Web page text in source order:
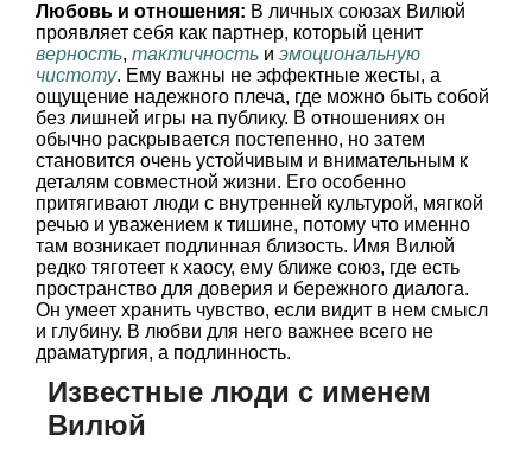
Любовь и отношения: В личных союзах Вилюй
проявляет себя как партнер, который ценит
верность, тактичность и эмоциональную
чистоту. Ему важны не эффектные жесты, а
ощущение надежного плеча, где можно быть собой
без лишней игры на публику. В отношениях он
обычно раскрывается постепенно, но затем
становится очень устойчивым и внимательным к
деталям совместной жизни. Его особенно
притягивают люди с внутренней культурой, мягкой
речью и уважением к тишине, потому что именно
там возникает подлинная близость. Имя Вилюй
редко тяготеет к хаосу, ему ближе союз, где есть
пространство для доверия и бережного диалога.
Он умеет хранить чувство, если видит в нем смысл
и глубину. В любви для него важнее всего не
драматургия, а подлинность.
Известные люди с именем
Вилюй